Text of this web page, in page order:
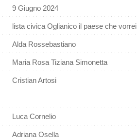
9 Giugno 2024
lista civica Oglianico il paese che vorrei
Alda Rossebastiano
Maria Rosa Tiziana Simonetta
Cristian Artosi
Luca Cornelio
Adriana Osella